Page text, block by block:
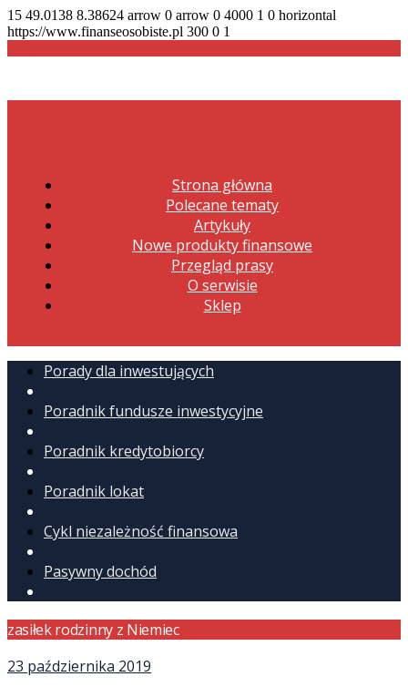
15 49.0138 8.38624 arrow 0 arrow 0 4000 1 0 horizontal
https://www.finanseosobiste.pl 300 0 1
Strona główna
Polecane tematy
Artykuły
Nowe produkty finansowe
Przegląd prasy
O serwisie
Sklep
Porady dla inwestujących
Poradnik fundusze inwestycyjne
Poradnik kredytobiorcy
Poradnik lokat
Cykl niezależność finansowa
Pasywny dochód
zasiłek rodzinny z Niemiec
23 października 2019